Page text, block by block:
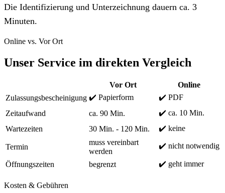
Die Identifizierung und Unterzeichnung dauern ca. 3
Minuten.
Online vs. Vor Ort
Unser Service im direkten Vergleich
Vor Ort
Online
Zulassungsbescheinigung ✔️ Papierform
✔️ PDF
Zeitaufwand
ca. 90 Min.
✔️ ca. 10 Min.
Wartezeiten
30 Min. - 120 Min. ✔️ keine
Termin
muss vereinbart
werden
✔️ nicht notwendig
Öffnungszeiten begrenzt ✔️ geht immer
Kosten & Gebühren